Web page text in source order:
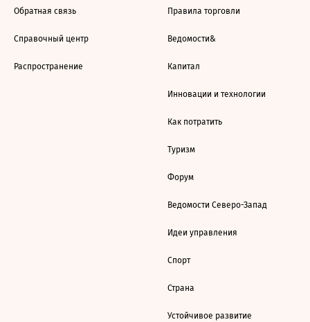
Обратная связь
Справочный центр
Распространение
Правила торговли
Ведомости&
Капитал
Инновации и технологии
Как потратить
Туризм
Форум
Ведомости Северо-Запад
Идеи управления
Спорт
Страна
Устойчивое развитие